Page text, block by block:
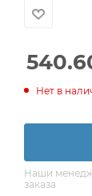
Нет в
Наши
заказа